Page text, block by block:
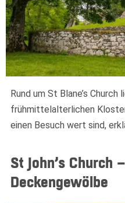
Rund um St Blane’s
frühmittelalterlichen
einen Besuch wert sind,
St John’s Church
Deckengewölbe